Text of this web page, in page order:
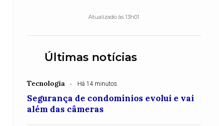
Atualizado às 13h01
Últimas notícias
Tecnologia Há 14 minutos
Segurança de condomínios evolui e vai
além das câmeras